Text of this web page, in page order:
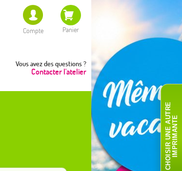
Compte Panier
Vous avez des questions ?
Contacter l'atelier
C
H
O
I
S
I
R
U
N
E
AU
T
R
E
I
M
P
R
I
M
A
N
TE